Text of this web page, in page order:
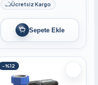
Ücretsiz Kargo
Sepete Ekle
-%12